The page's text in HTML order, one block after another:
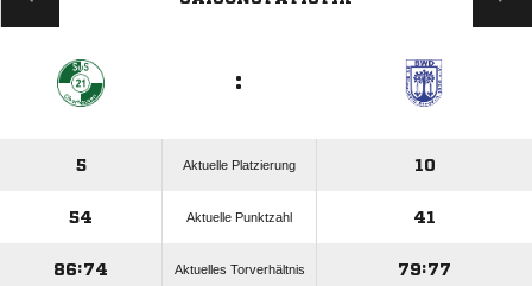
:
5 Aktuelle Platzierung 10
54 Aktuelle Punktzahl 41
86:74 Aktuelles Torverhältnis 79:77